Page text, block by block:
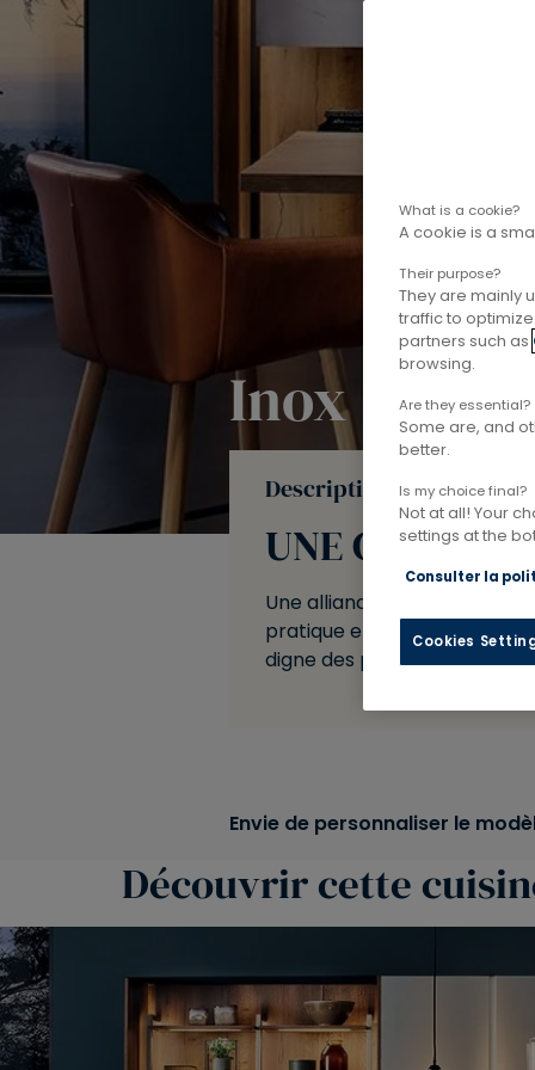
Description
UNE CUISINE
Une alliance de choix à
pratique et esthétique
digne des professionnels.
Inox
Envie de personnaliser le
Découvrir cette
What is a cookie?
A cookie is a
Their purpose?
They are mainly
traffic to
partners such as
browsing.
Are they essential?
Some are, and
better.
Is my choice final?
Not at all! Your
settings at the
Consulter la
Cookies